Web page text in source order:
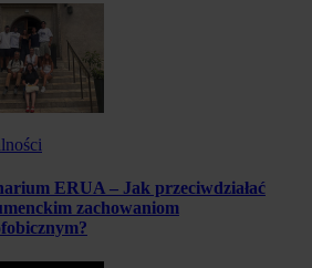
ERUA – Jak przeciwdziałać
zachowaniom